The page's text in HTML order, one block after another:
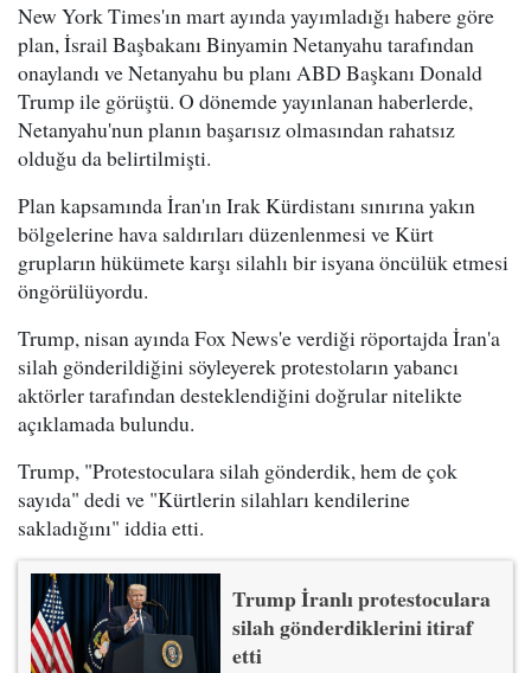
New York Times'ın mart ayında yayımladığı habere göre
plan, İsrail Başbakanı Binyamin Netanyahu tarafından
onaylandı ve Netanyahu bu planı ABD Başkanı Donald
Trump ile görüştü. O dönemde yayınlanan haberlerde,
Netanyahu'nun planın başarısız olmasından rahatsız
olduğu da belirtilmişti.
Plan kapsamında İran'ın Irak Kürdistanı sınırına yakın
bölgelerine hava saldırıları düzenlenmesi ve Kürt
grupların hükümete karşı silahlı bir isyana öncülük etmesi
öngörülüyordu.
Trump, nisan ayında Fox News'e verdiği röportajda İran'a
silah gönderildiğini söyleyerek protestoların yabancı
aktörler tarafından desteklendiğini doğrular nitelikte
açıklamada bulundu.
Trump, "Protestoculara silah gönderdik, hem de çok
sayıda" dedi ve "Kürtlerin silahları kendilerine
sakladığını" iddia etti.
Trump İranlı protestoculara
silah gönderdiklerini itiraf
etti